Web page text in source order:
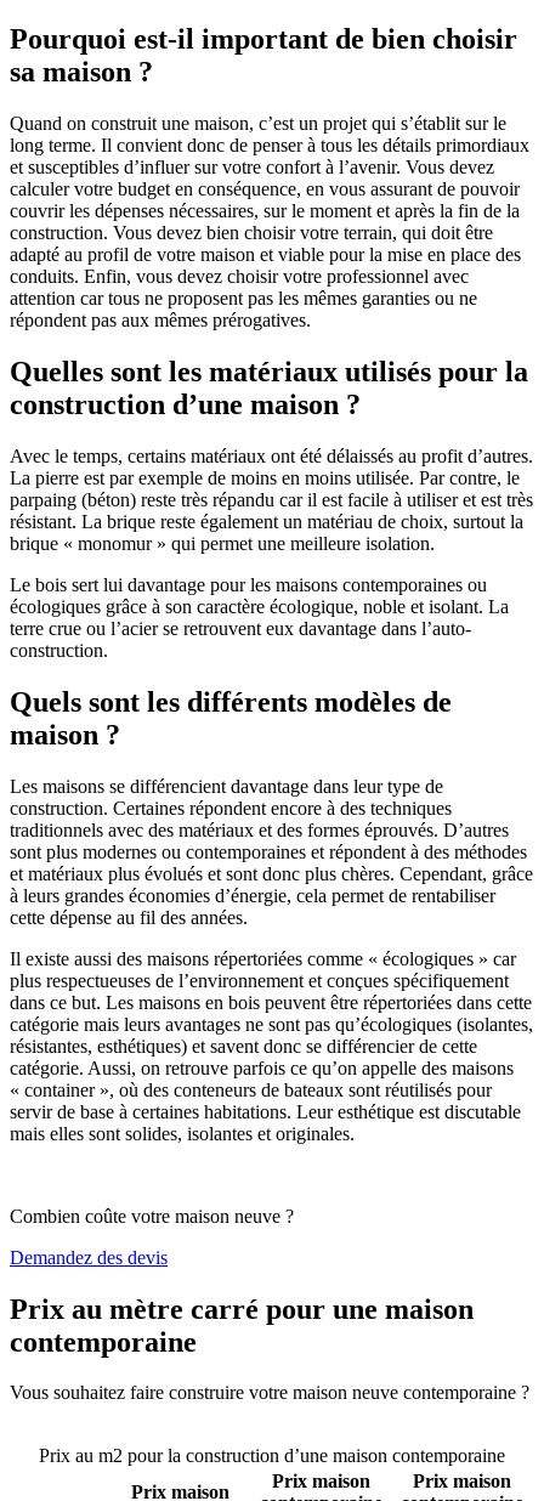
Pourquoi est-il important de bien choisir
sa maison ?
Quand on construit une maison, c’est un projet qui s’établit sur le
long terme. Il convient donc de penser à tous les détails primordiaux
et susceptibles d’influer sur votre confort à l’avenir. Vous devez
calculer votre budget en conséquence, en vous assurant de pouvoir
couvrir les dépenses nécessaires, sur le moment et après la fin de la
construction. Vous devez bien choisir votre terrain, qui doit être
adapté au profil de votre maison et viable pour la mise en place des
conduits. Enfin, vous devez choisir votre professionnel avec
attention car tous ne proposent pas les mêmes garanties ou ne
répondent pas aux mêmes prérogatives.
Quelles sont les matériaux utilisés pour la
construction d’une maison ?
Avec le temps, certains matériaux ont été délaissés au profit d’autres.
La pierre est par exemple de moins en moins utilisée. Par contre, le
parpaing (béton) reste très répandu car il est facile à utiliser et est très
résistant. La brique reste également un matériau de choix, surtout la
brique « monomur » qui permet une meilleure isolation.
Le bois sert lui davantage pour les maisons contemporaines ou
écologiques grâce à son caractère écologique, noble et isolant. La
terre crue ou l’acier se retrouvent eux davantage dans l’auto-
construction.
Quels sont les différents modèles de
maison ?
Les maisons se différencient davantage dans leur type de
construction. Certaines répondent encore à des techniques
traditionnels avec des matériaux et des formes éprouvés. D’autres
sont plus modernes ou contemporaines et répondent à des méthodes
et matériaux plus évolués et sont donc plus chères. Cependant, grâce
à leurs grandes économies d’énergie, cela permet de rentabiliser
cette dépense au fil des années.
Il existe aussi des maisons répertoriées comme « écologiques » car
plus respectueuses de l’environnement et conçues spécifiquement
dans ce but. Les maisons en bois peuvent être répertoriées dans cette
catégorie mais leurs avantages ne sont pas qu’écologiques (isolantes,
résistantes, esthétiques) et savent donc se différencier de cette
catégorie. Aussi, on retrouve parfois ce qu’on appelle des maisons
« container », où des conteneurs de bateaux sont réutilisés pour
servir de base à certaines habitations. Leur esthétique est discutable
mais elles sont solides, isolantes et originales.
Combien coûte votre maison neuve ?
Demandez des devis
Prix au mètre carré pour une maison
contemporaine
Vous souhaitez faire construire votre maison neuve contemporaine ?
Prix au m2 pour la construction d’une maison contemporaine
Prix maison
Prix maison
Prix maison